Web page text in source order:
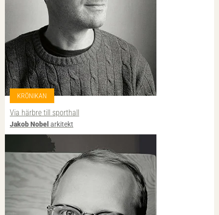
KRÖNIKAN
Via härbre till sporthall
Jakob Nobel arkitekt